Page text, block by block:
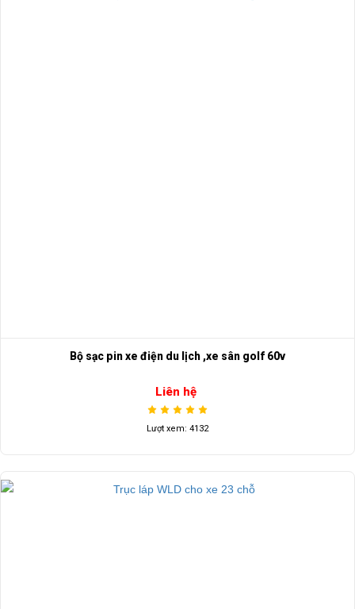
Bộ sạc pin xe điện du lịch ,xe sân golf 60v
Liên hệ
Lượt xem: 4132